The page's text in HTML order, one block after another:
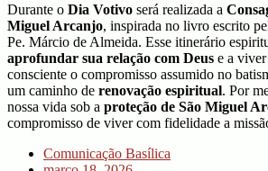
Durante o Dia Votivo será realizada a
Miguel Arcanjo, inspirada no livro escrito
Pe. Márcio de Almeida. Esse itinerário
aprofundar sua relação com Deus e a
consciente o compromisso assumido no
um caminho de renovação espiritual. Por
nossa vida sob a proteção de São Miguel
compromisso de viver com fidelidade a
Comunicação Basílica